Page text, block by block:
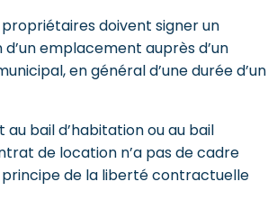
doivent signer un
emplacement auprès d’un
en général d’une durée d’un
bail d’habitation ou au bail
de location n’a pas de cadre
principe de la liberté contractuelle